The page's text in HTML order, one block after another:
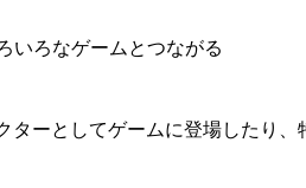
ろなゲームとつながる
ーとしてゲームに登場したり